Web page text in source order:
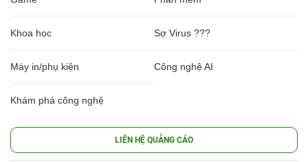
Khoa học Sợ Virus ???
Máy in/phụ kiện Công nghệ AI
Khám phá công nghệ
LIÊN HỆ QUẢNG CÁO